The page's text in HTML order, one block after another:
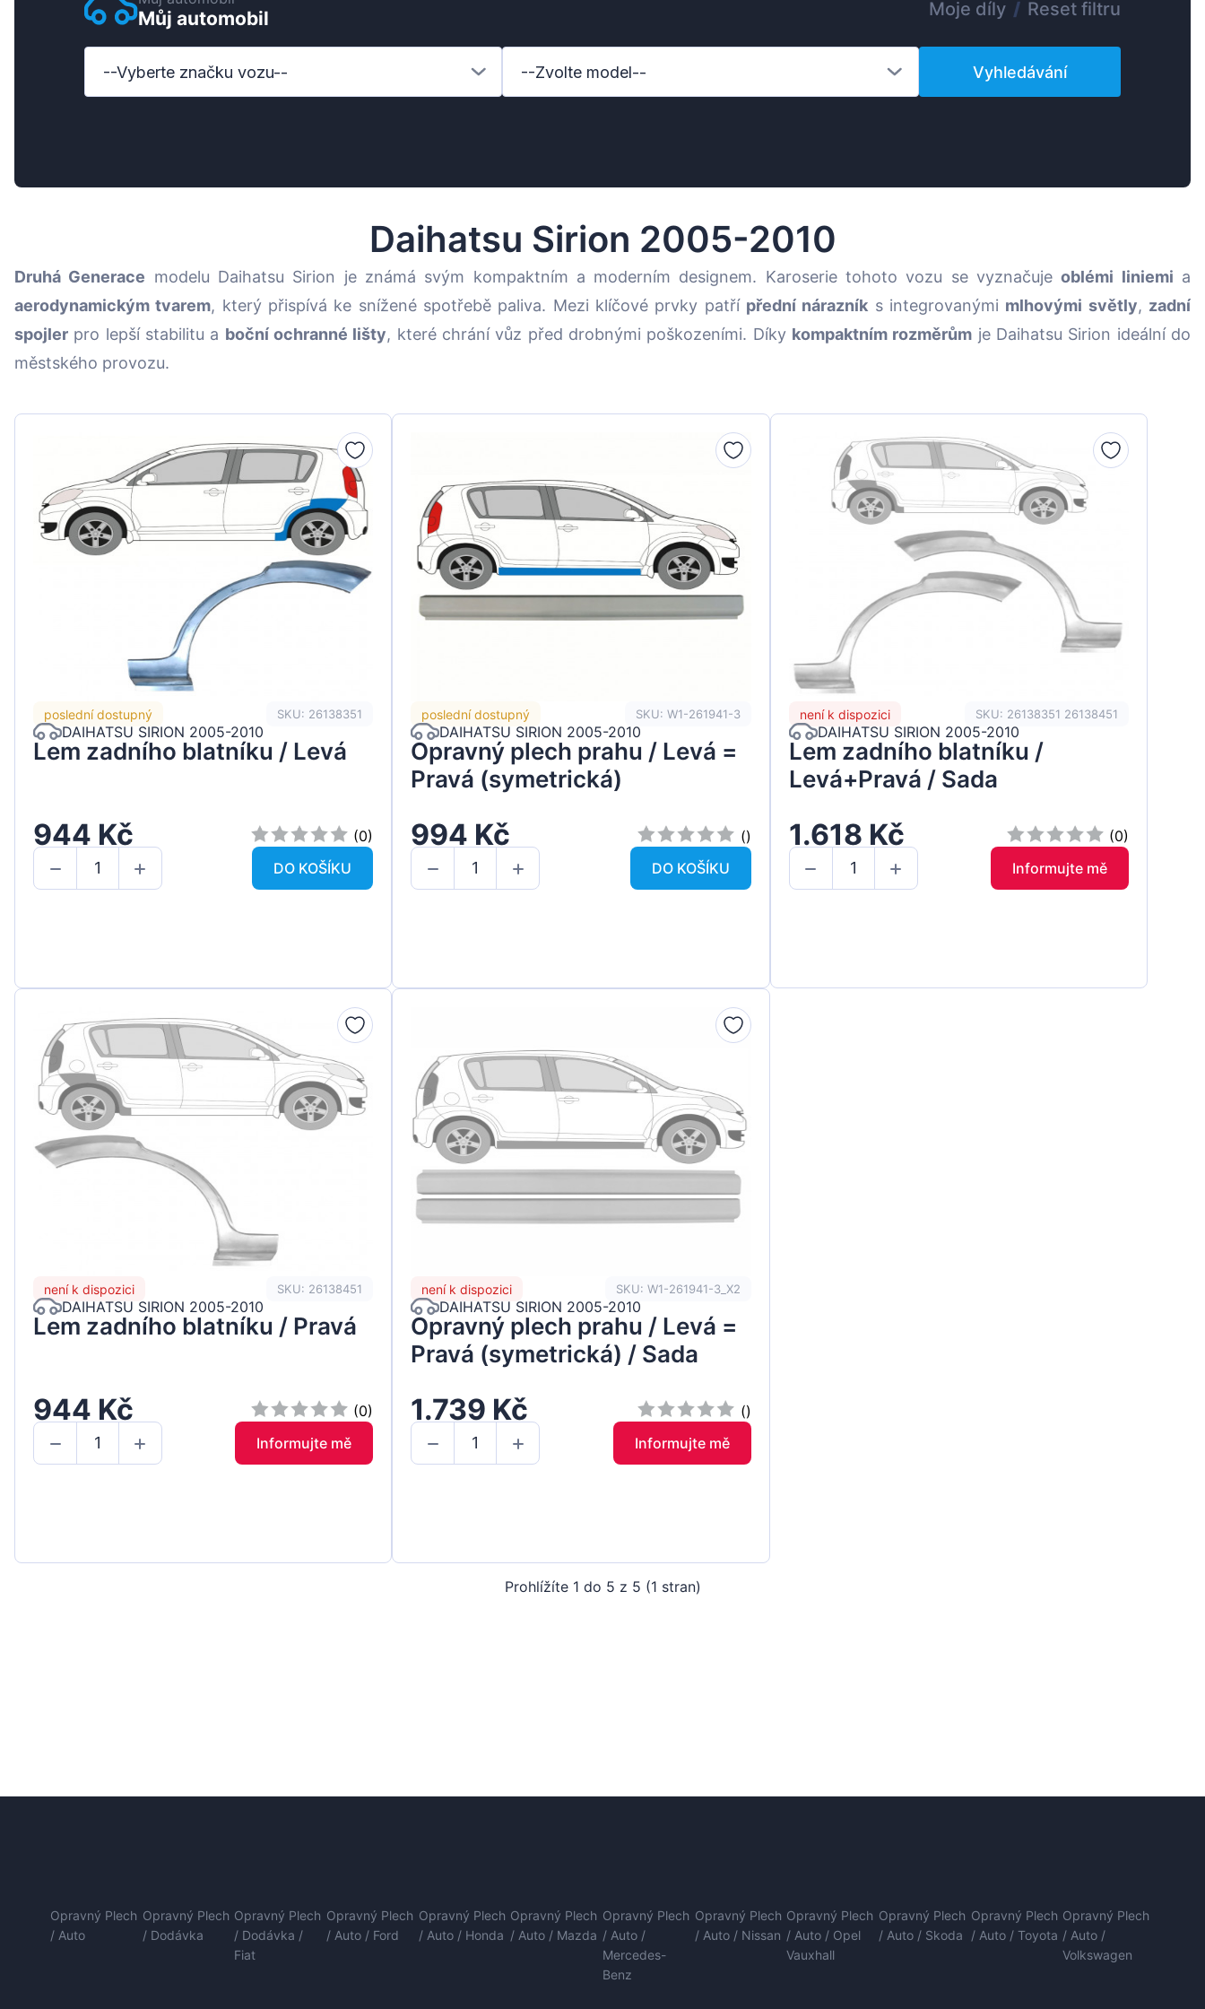
Magyar
Lietuvių
Hrvatski
Ford
Hyundai
Mazda
Mercedes-Benz
Renault
Seat
Skoda
Suzuki
Můj automobil Moje díly / Reset filtru
--Vyberte značku vozu-- --Zvolte model-- Vyhledávání
Daihatsu Sirion 2005-2010
Druhá Generace modelu Daihatsu Sirion je známá svým kompaktním a moderním designem. Karoserie tohoto vozu se vyznačujeoblémi liniemi a
aerodynamickým tvarem, který přispívá ke snížené spotřebě paliva. Mezi klíčové prvky patří přední nárazník s integrovanými mlhovými světly, zadní
spojler pro lepší stabilitu a boční ochranné lišty, které chrání vůz před drobnými poškozeními. Díky kompaktním rozměrům je Daihatsu Sirion ideální do
městského provozu.
poslední dostupný SKU: 26138351
DAIHATSU SIRION 2005-2010
Lem zadního blatníku / Levá
944 Kč
(0)
DO KOŠÍKU
poslední dostupný SKU: W1-261941-3
DAIHATSU SIRION 2005-2010
Opravný plech prahu / Levá =
Pravá (symetrická)
994 Kč
()
DO KOŠÍKU
není k dispozici SKU: 26138351 26138451
DAIHATSU SIRION 2005-2010
Lem zadního blatníku /
Levá+Pravá / Sada
1.618 Kč
(0)
Informujte mě
není k dispozici SKU: 26138451
DAIHATSU SIRION 2005-2010
Lem zadního blatníku / Pravá
944 Kč
(0)
Informujte mě
není k dispozici SKU: W1-261941-3_X2
DAIHATSU SIRION 2005-2010
Opravný plech prahu / Levá =
Pravá (symetrická) / Sada
1.739 Kč
()
Informujte mě
Prohlížíte 1 do 5 z 5 (1 stran)
Opravný Plech
/ Auto
Opravný Plech
/ Dodávka
Opravný Plech
/ Dodávka /
Fiat
Opravný Plech
/ Auto / Ford
Opravný Plech
/ Auto / Honda
Opravný Plech
/ Auto / Mazda
Opravný Plech
/ Auto /
Mercedes-
Benz
Opravný Plech
/ Auto / Nissan
Opravný Plech
/ Auto / Opel
Vauxhall
Opravný Plech
/ Auto / Skoda
Opravný Plech
/ Auto / Toyota
Opravný Plech
/ Auto /
Volkswagen